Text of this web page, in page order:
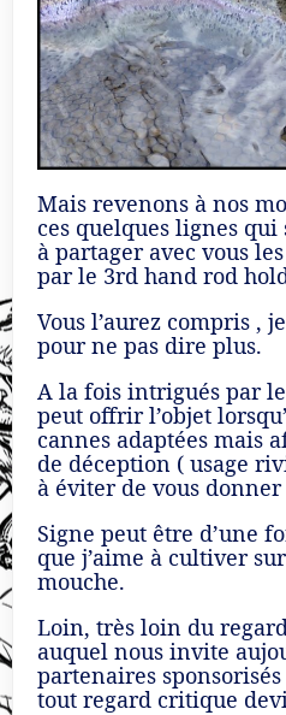
Mais revenons à nos
ces quelques lignes
à partager avec vous
par le 3rd hand rod
Vous l’aurez compris ,
pour ne pas dire plus.
A la fois intrigués par
peut offrir l’objet
cannes adaptées mais
de déception ( usage
à éviter de vous
Signe peut être d’une
que j’aime à cultiver
mouche.
Loin, très loin du
auquel nous invite
partenaires
tout regard critique